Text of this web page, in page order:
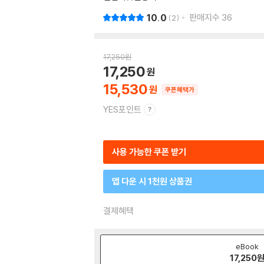
10.0 2 판매지수 36
17,250원
15,530
17,250
쿠폰혜택가
YES포인트
사용 가능한 쿠폰 받기
앱 다운 시 1천원 상품권
결제혜택
eBook
17,250